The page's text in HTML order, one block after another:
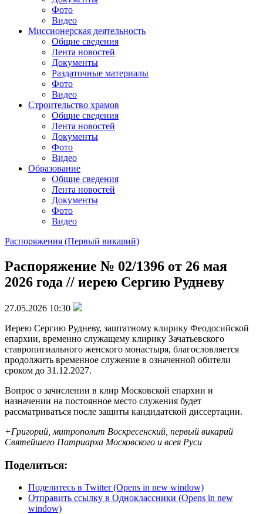
Фото
Видео
Миссионерская деятельность
Общие сведения
Лента новостей
Документы
Раздаточные материалы
Фото
Видео
Строительство храмов
Общие сведения
Лента новостей
Документы
Фото
Видео
Образование
Общие сведения
Лента новостей
Документы
Фото
Видео
Распоряжения (Первый викарий)
Распоряжение № 02/1396 от 26 мая
2026 года // иерею Сергию Рудневу
27.05.2026 10:30
Иерею Сергию Рудневу, заштатному клирику Феодосийской
епархии, временно служащему клирику Зачатьевского
ставропигиального женского монастыря, благословляется
продолжить временное служение в означенной обители
сроком до 31.12.2027.
Вопрос о зачислении в клир Московской епархии и
назначении на постоянное место служения будет
рассматриваться после защиты кандидатской диссертации.
+Григорий, митрополит Воскресенский, первый викарий
Святейшего Патриарха Московского и всея Руси
Поделиться:
Поделитесь в Twitter (Opens in new window)
Отправить ссылку в Одноклассники (Opens in new
window)